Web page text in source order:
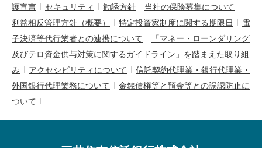
護宣言
セキュリティ 勧誘方針
当社の保険募集について
利益相反管理方針（概要）
特定投資家制度に関する期限日
電
子決済等代行業者との連携について
「マネー・ローンダリング
及びテロ資金供与対策に関するガイドライン」を踏まえた取り組
み
アクセシビリティについて
信託契約代理業・銀行代理業・
外国銀行代理業務について
金銭債権等と預金等との誤認防止に
ついて